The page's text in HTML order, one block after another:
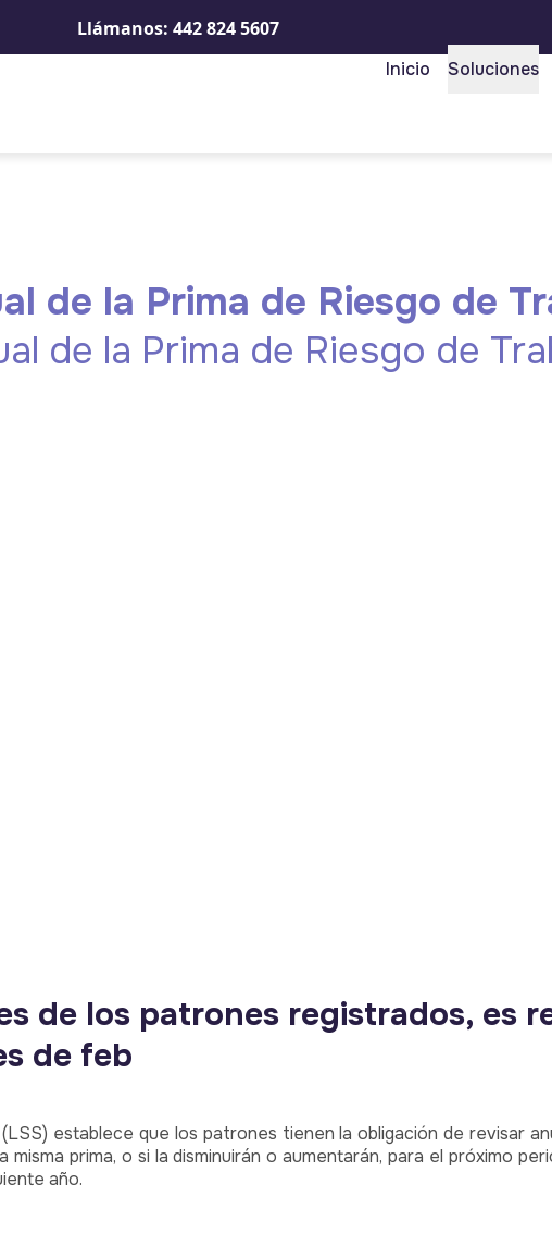
Llámanos: 442 824 5607
Inicio Soluciones
de la Prima de Riesgo de
de los patrones registrados, es
de feb
establece que los patrones tienen la obligación de revisar
prima, o si la disminuirán o aumentarán, para el próximo
año.